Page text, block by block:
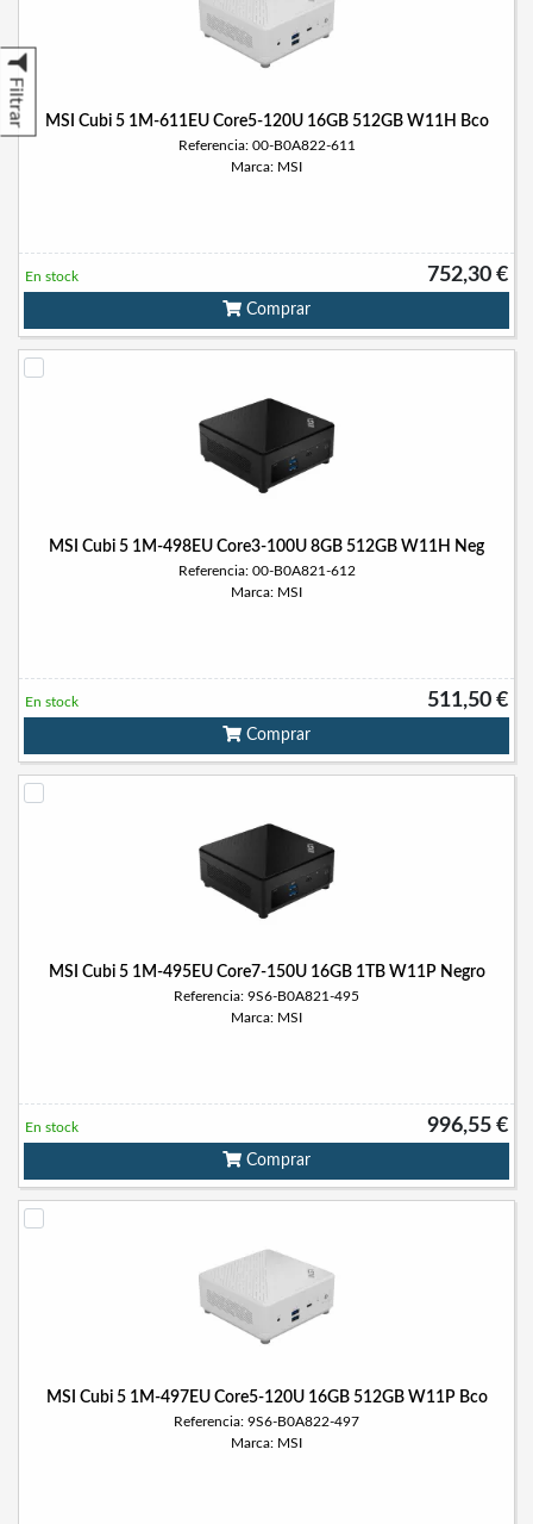
Filtrar MSI Cubi 5 1M-611EU Core5-120U 16GB 512GB W11H Bco
Referencia: 00-B0A822-611
Marca: MSI
752,30 €
En stock
Comprar
MSI Cubi 5 1M-498EU Core3-100U 8GB 512GB W11H Neg
Referencia: 00-B0A821-612
Marca: MSI
511,50 €
En stock
Comprar
MSI Cubi 5 1M-495EU Core7-150U 16GB 1TB W11P Negro
Referencia: 9S6-B0A821-495
Marca: MSI
996,55 €
En stock
Comprar
MSI Cubi 5 1M-497EU Core5-120U 16GB 512GB W11P Bco
Referencia: 9S6-B0A822-497
Marca: MSI